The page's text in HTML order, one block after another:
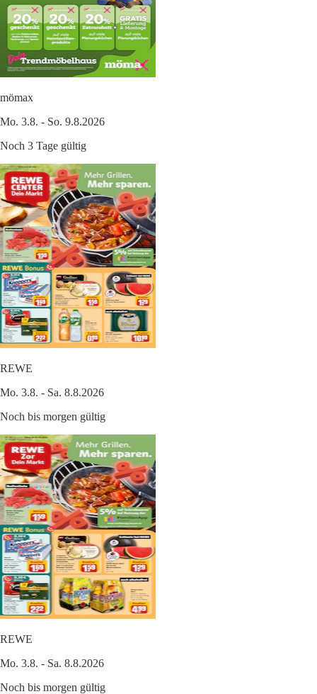
mömax
Mo. 3.8. - So. 9.8.2026
Noch 3 Tage gültig
REWE
Mo. 3.8. - Sa. 8.8.2026
Noch bis morgen gültig
REWE
Mo. 3.8. - Sa. 8.8.2026
Noch bis morgen gültig